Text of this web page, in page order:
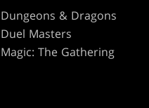
Dungeons & Dragons
Duel Masters
Magic: The Gathering